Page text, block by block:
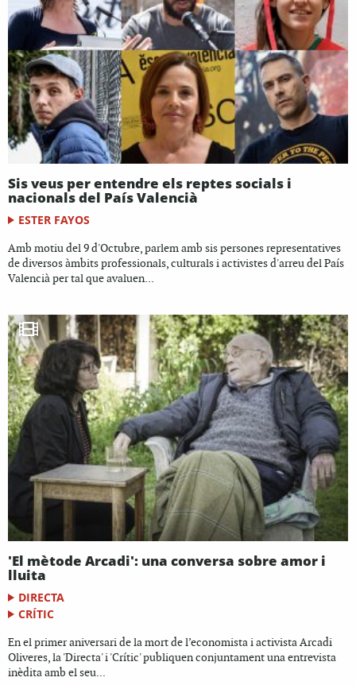
Sis veus per entendre els reptes socials i
nacionals del País Valencià
ESTER FAYOS
Amb motiu del 9 d'Octubre, parlem amb sis persones representatives
de diversos àmbits professionals, culturals i activistes d'arreu del País
Valencià per tal que avaluen...
'El mètode Arcadi': una conversa sobre amor i
lluita
DIRECTA
CRÍTIC
En el primer aniversari de la mort de l’economista i activista Arcadi
Oliveres, la 'Directa' i 'Crític' publiquen conjuntament una entrevista
inèdita amb el seu...